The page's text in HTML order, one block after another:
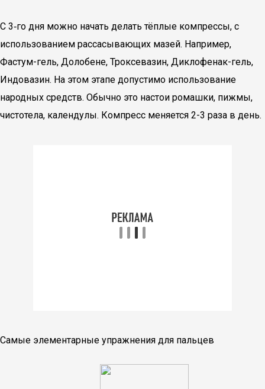
С 3‐го дня можно начать делать тёплые компрессы, с
использованием рассасывающих мазей. Например,
Фастум-гель, Долобене, Троксевазин, Диклофенак-гель,
Индовазин. На этом этапе допустимо использование
народных средств. Обычно это настои ромашки, пижмы,
чистотела, календулы. Компресс меняется 2-3 раза в день.
Самые элементарные упражнения для пальцев